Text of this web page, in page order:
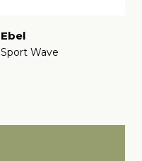
Ebel
Sport Wave